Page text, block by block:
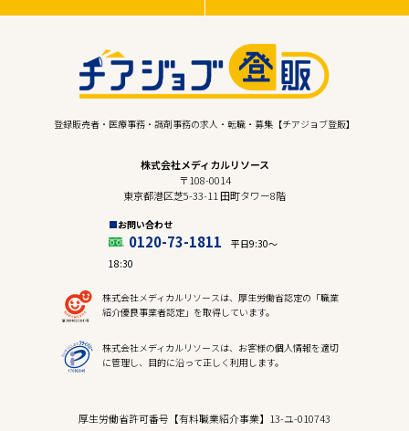
登録販売者・医療事務・調剤事務の求人・転職・募集【チアジョブ登販】
株式会社メディカルリソース
〒108-0014
東京都港区芝5-33-11 田町タワー8階
お問い合わせ
0120-73-1811
平日9:30〜
18:30
株式会社メディカルリソースは、厚生労働省認定の「職業
紹介優良事業者認定」を取得しています。
株式会社メディカルリソースは、お客様の個人情報を適切
に管理し、目的に沿って正しく利用します。
厚生労働省許可番号【有料職業紹介事業】13-ユ-010743